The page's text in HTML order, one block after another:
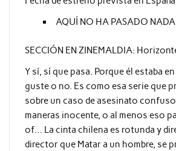
AQUÍ NO HA PASADO NADA
SECCIÓN EN ZINEMALDIA:
Y sí, sí que pasa. Porque él estaba
guste o no. Es como esa serie que
sobre un caso de asesinato
maneras inocente, o al menos eso
of… La cinta chilena es rotunda y
director que Matar a un hombre, se